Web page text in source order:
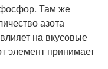
фосфор. Там же
азота
на вкусовые
элемент принимает